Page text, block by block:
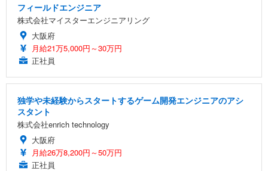
フィールドエンジニア
株式会社マイスターエンジニアリング
大阪府
月給21万5,000円～30万円
正社員
独学や未経験からスタートするゲーム開発エンジニアのアシ
スタント
株式会社enrich technology
大阪府
月給26万8,200円～50万円
正社員